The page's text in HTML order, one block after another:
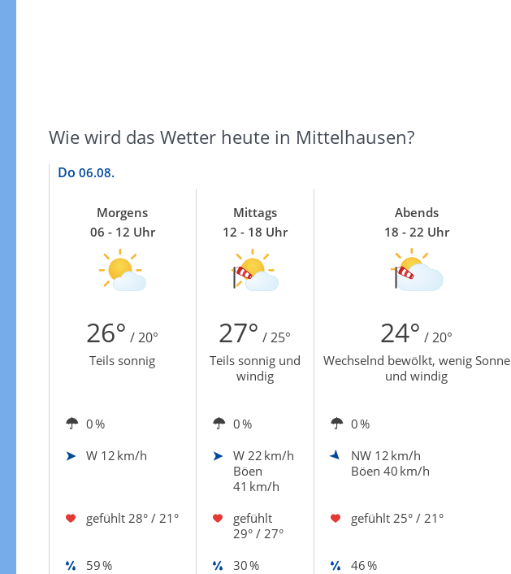
Wie wird das Wetter heute in Mittelhausen?
Do 06.08.
Morgens
06 - 12 Uhr
Mittags
12 - 18 Uhr
Abends
18 - 22 Uhr
26° / 20° 27° / 25° 24° / 20°
Teils sonnig
Teils sonnig und
windig
Wechselnd bewölkt, wenig Sonne
und windig
0 % 0 % 0 %
W 12 km/h W 22 km/h
Böen
41 km/h
NW 12 km/h
Böen 40 km/h
gefühlt 28° / 21°
gefühlt
29° / 27°
gefühlt 25° / 21°
59 %
30 % 46 %